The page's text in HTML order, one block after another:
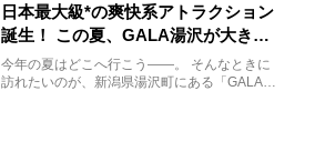
日本最大級*の爽快系アトラクション
誕生！ この夏、GALA湯沢が大きく
生まれ変わる
今年の夏はどこへ行こう――。 そんなときに
訪れたいのが、新潟県湯沢町にある「GALA湯